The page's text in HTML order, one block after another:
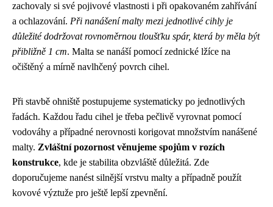
zachovaly si své pojivové vlastnosti i při opakovaném zahřívání
a ochlazování. Při nanášení malty mezi jednotlivé cihly je
důležité dodržovat rovnoměrnou tloušťku spár, která by měla být
přibližně 1 cm. Malta se nanáší pomocí zednické lžíce na
očištěný a mírně navlhčený povrch cihel.
Při stavbě ohniště postupujeme systematicky po jednotlivých
řadách. Každou řadu cihel je třeba pečlivě vyrovnat pomocí
vodováhy a případné nerovnosti korigovat množstvím nanášené
malty. Zvláštní pozornost věnujeme spojům v rozích
konstrukce, kde je stabilita obzvláště důležitá. Zde
doporučujeme nanést silnější vrstvu malty a případně použít
kovové výztuže pro ještě lepší zpevnění.